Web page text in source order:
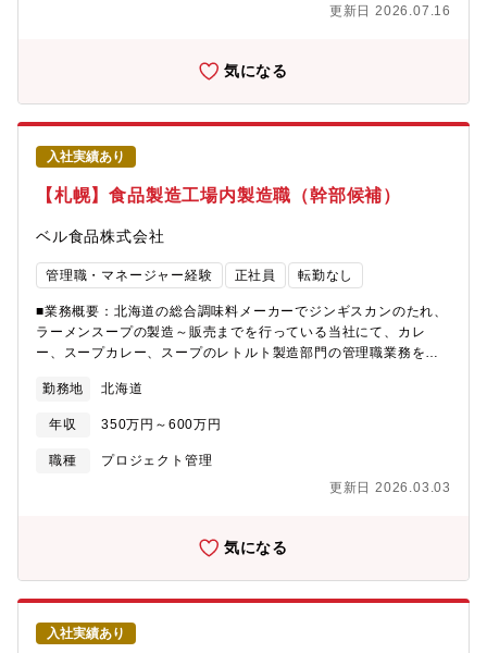
務の裁量が大きく、チャレンジをしながらやりがいをもって取り
395 名（男女比 2:1） うち正社員 109 名（男女比 3:1）②東京工
場工場全体：合計 311 名（男女比 5:5） うち正社員 84 名（男女
比 3:1）③関東工場工場全体：合計 172 名（男女比 10:9） うち
正社員 76 名（男女比 5:2）④北海道工場工場全体：合計 69 名
（男女比 5:5） うち正社員 40 名（男女比 7:3）コミュニケーショ
ンを大切にしており、明るく働きやすい雰囲気です。【働く環
境】・社員の働き方をより良くするために「さん付け呼称」「服
装自由化」を推奨し、残業ゼロを目指した働き方でライフワーク
バランスの充実も図っています。・平均勤続年数は10年以上と長
く、育児休業取得率は女性100％、男性も取得率が増えており、働
きやすい環境です。・有給取得推奨：付与日数から昨年度70％消
費実績あり（目標100％）【同社について】創業以来半世紀にわた
り、より多くの人々の“美味しさと健康”を願い、企業努力を続けて
きました。昆布や豆をはじめとした健康食材を土台に、近年は大
豆食品の新ブランド設立やインドネシアに合弁会社設立など、挑
同研究により、食材の健康機能を追求しています。科学的根拠に
いきます。■煮豆・佃煮ではトップシェアであり、食品開発におけ
る技術力もトップクラスです。■「おまめさん」「おかず畑」な
ております。■大豆ヨーグルトやダイズライスなど、人々の健康に
更新日 2026.07.16
気になる
入社実績あり
【札幌】食品製造工場内製造職（幹部候補）
ベル食品株式会社
管理職・マネージャー経験 正社員 転勤なし
■業務概要：北海道の総合調味料メーカーでジンギスカンのたれ、
ラーメンスープの製造～販売までを行っている当社にて、カレ
ー、スープカレー、スープのレトルト製造部門の管理職業務をお
務全般（原料の受入、計量、仕込、充填、包装、出荷等）・製造
部門の監督業務（現場管理・工程改善・衛生管理等）■同社につい
て：北海道の総合調味料メーカーとしてジンギスカンのたれやラ
ーメンスープ華味等のロングセラー、ベストセラーを次々と発売
メーカー・ISO22000を取得済み。・住宅手当や家族手当、退職金
勤務地 北海道
年収 350万円～600万円
職種
プロジェクト管理
更新日 2026.03.03
気になる
入社実績あり